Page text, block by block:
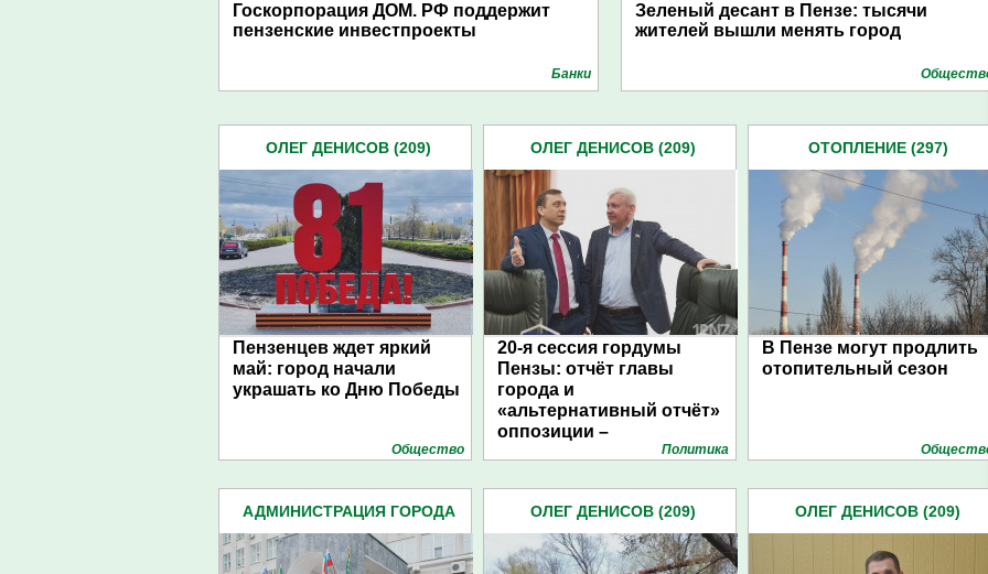
Госкорпорация ДОМ. РФ поддержит
пензенские инвестпроекты
Банки
Зеленый десант в Пензе: тысячи
жителей вышли менять город
ОЛЕГ ДЕНИСОВ (209)
Пензенцев ждет яркий
май: город начали
украшать ко Дню Победы
Общество
ОЛЕГ ДЕНИСОВ (209)
20-я сессия гордумы
Пензы: отчёт главы
города и
«альтернативный отчёт»
оппозиции –
Политика
ОТОПЛЕНИЕ (297)
В Пензе могут продлить
отопительный сезон
АДМИНИСТРАЦИЯ ГОРОДА
ОЛЕГ ДЕНИСОВ (209) ОЛЕГ ДЕНИСОВ (209)